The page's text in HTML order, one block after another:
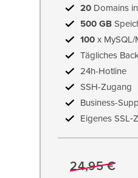
20 Domains
500 GB
100 x MySQL/
Tägliches
24h-Hotline
SSH-Zugang
Business-
Eigenes
24,95 €